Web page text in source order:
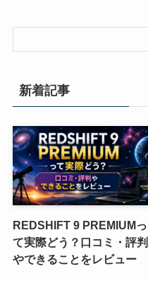
新着記事
REDSHIFT 9 PREMIUMっ
て実際どう？口コミ・評判
やできることをレビュー